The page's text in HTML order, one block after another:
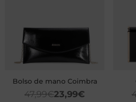
Bolso de mano Coimbra
47,99€23,99€